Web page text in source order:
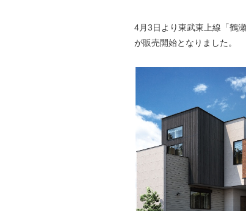
4月3日より東武東上線「鶴
が販売開始となりました。